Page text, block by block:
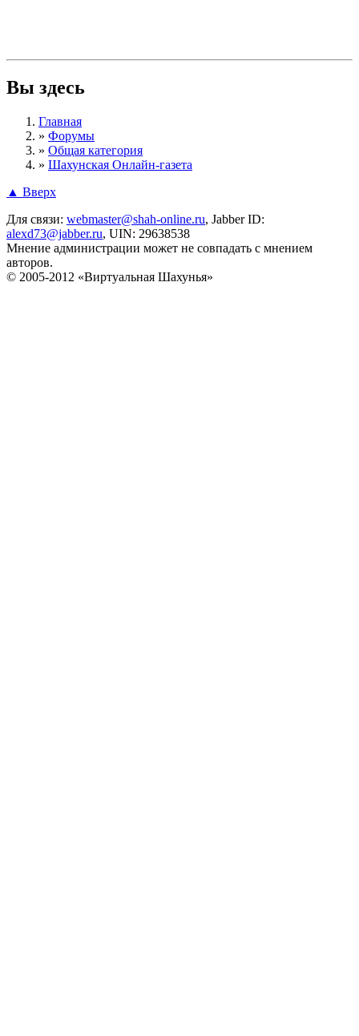
Вы здесь
Главная
» Форумы
» Общая категория
» Шахунская Онлайн-газета
▲ Вверх
Для связи: webmaster@shah-online.ru, Jabber ID:
alexd73@jabber.ru, UIN: 29638538
Мнение администрации может не совпадать с мнением
авторов.
© 2005-2012 «Виртуальная Шахунья»